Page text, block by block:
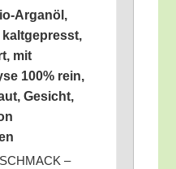
Argan­öl,
mit
100% rein,
Gesicht,
–